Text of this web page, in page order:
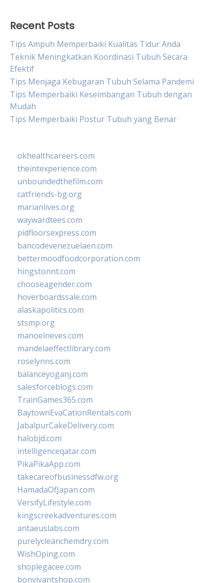
Recent Posts
Tips Ampuh Memperbaiki Kualitas Tidur Anda
Teknik Meningkatkan Koordinasi Tubuh Secara
Efektif
Tips Menjaga Kebugaran Tubuh Selama Pandemi
Tips Memperbaiki Keseimbangan Tubuh dengan
Mudah
Tips Memperbaiki Postur Tubuh yang Benar
okhealthcareers.com
theintexperience.com
unboundedthefilm.com
catfriends-bg.org
marianlives.org
waywardtees.com
pidfloorsexpress.com
bancodevenezuelaen.com
bettermoodfoodcorporation.com
hingstonnt.com
chooseagender.com
hoverboardssale.com
alaskapolitics.com
stsmp.org
manoelneves.com
mandelaeffectlibrary.com
roselynns.com
balanceyoganj.com
salesforceblogs.com
TrainGames365.com
BaytownEvaCationRentals.com
JabalpurCakeDelivery.com
halobjd.com
intelligenceqatar.com
PikaPikaApp.com
takecareofbusinessdfw.org
HamadaOfJapan.com
VersifyLifestyle.com
kingscreekadventures.com
antaeuslabs.com
purelycleanchemdry.com
WishOping.com
shoplegacee.com
bonvivantshop.com